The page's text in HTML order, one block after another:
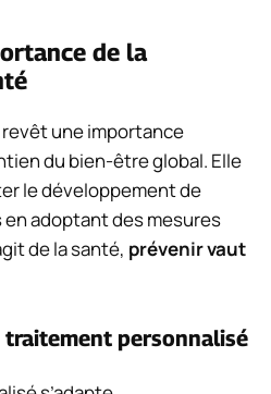
de la
une importance
du bien-être global. Elle
le développement de
adoptant des mesures
de la santé, prévenir vaut
traitement personnalisé